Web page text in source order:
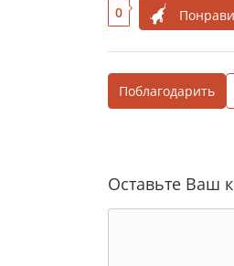
0
Поблагодарить
Оставьте Ваш